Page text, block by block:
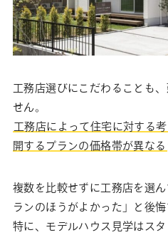
工務店選びにこだわることも
せん。
工務店によって住宅に対する
開するプランの価格帯が異なる
複数を比較せずに工務店を選
ランのほうがよかった」と後悔
特に、モデルハウス見学はス